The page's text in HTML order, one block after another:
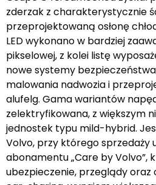
zderzak z charakterystycznie
przeprojektowaną osłonę
LED wykonano w bardziej
pikselowej, z kolei listę
nowe systemy
malowania nadwozia i
alufelg. Gama wariantów
zelektryfikowana, z większym
jednostek typu mild-hybrid.
Volvo, przy którego
abonamentu „Care by Volvo”,
ubezpieczenie, przeglądy oraz